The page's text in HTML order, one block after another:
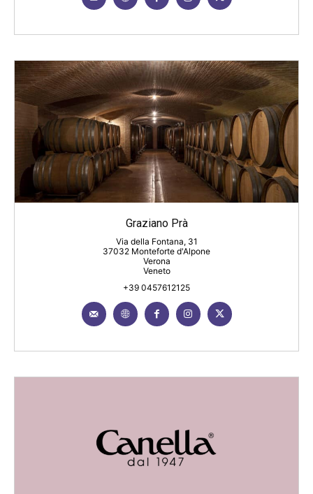
Graziano Prà
Via della Fontana, 31
37032 Monteforte d'Alpone
Verona
Veneto
+39 0457612125